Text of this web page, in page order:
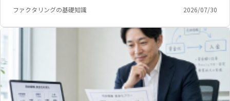
ファクタリングの基礎知識 2026/07/30